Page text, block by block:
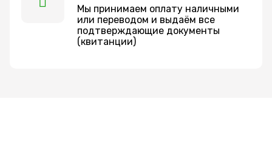
Мы принимаем оплату наличными
или переводом и выдаём все
подтверждающие документы
(квитанции)